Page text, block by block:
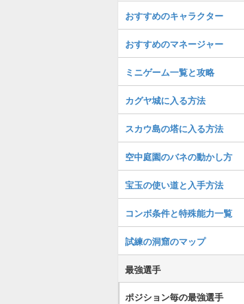
おすすめのキャラクター
おすすめのマネージャー
ミニゲーム一覧と攻略
カグヤ城に入る方法
スカウ島の塔に入る方法
空中庭園のバネの動かし方
宝玉の使い道と入手方法
コンボ条件と特殊能力一覧
試練の洞窟のマップ
最強選手
ポジション毎の最強選手